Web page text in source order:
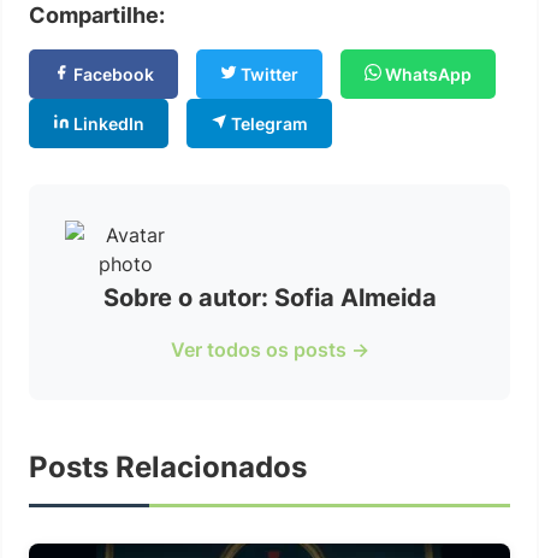
Compartilhe:
Facebook Twitter WhatsApp
LinkedIn Telegram
Sobre o autor: Sofia Almeida
Ver todos os posts →
Posts Relacionados